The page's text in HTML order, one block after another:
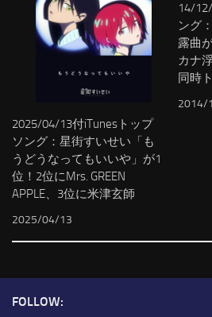
2025/04/13付iTunesトップ
ソング：星街すいせい「も
うどうなってもいいや」が1
位！2位にMrs. GREEN
APPLE、3位に米津玄師
2025/04/13
14/
ング
露曲
カナ
同時
2014/
FOLLOW: